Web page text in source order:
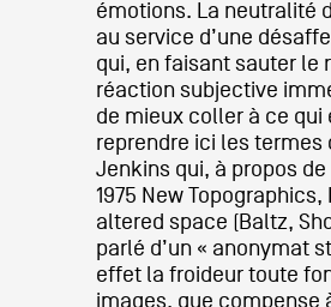
émotions. La neutralité
au service d’une
qui, en faisant sauter le
réaction subjective
de mieux coller à ce qui
reprendre ici les termes
Jenkins qui, à propos
1975 New
altered space (Baltz,
parlé d’un « anonymat
effet la froideur toute
images, que compense